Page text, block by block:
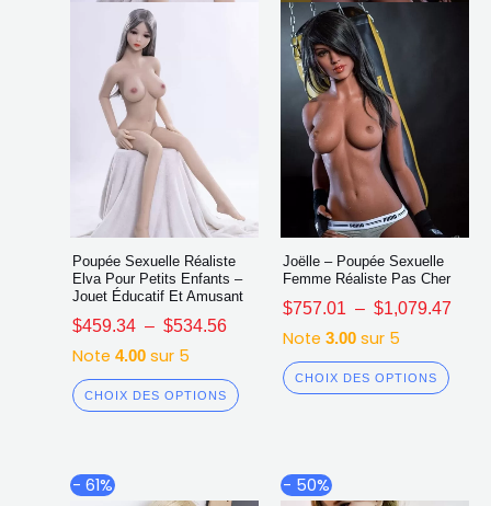
Poupée Sexuelle Réaliste
Elva Pour Petits Enfants –
Jouet Éducatif Et Amusant
$459.34 – $534.56
Note 4.00sur 5
CHOIX DES OPTIONS
choisies
Joëlle – Poupée Sexuelle
Femme Réaliste Pas Cher
$757.01 – $1,079.47
Note 3.00sur 5
CHOIX DES OPTIONS
- 61%
Plage- 50%